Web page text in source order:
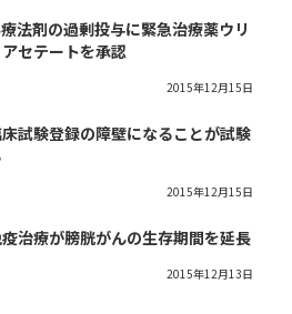
法剤の過剰投与に緊急治療薬ウリ
セテートを承認
2015年12月15日
試験登録の障壁になることが試験
2015年12月15日
治療が膀胱がんの生存期間を延長
2015年12月13日